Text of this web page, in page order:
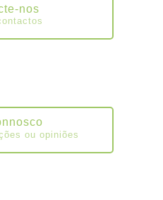
nos
ou opiniões